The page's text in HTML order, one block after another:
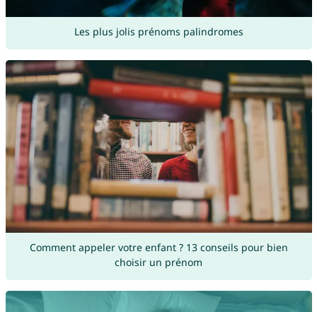
Les plus jolis prénoms palindromes
Comment appeler votre enfant ? 13 conseils pour bien
choisir un prénom